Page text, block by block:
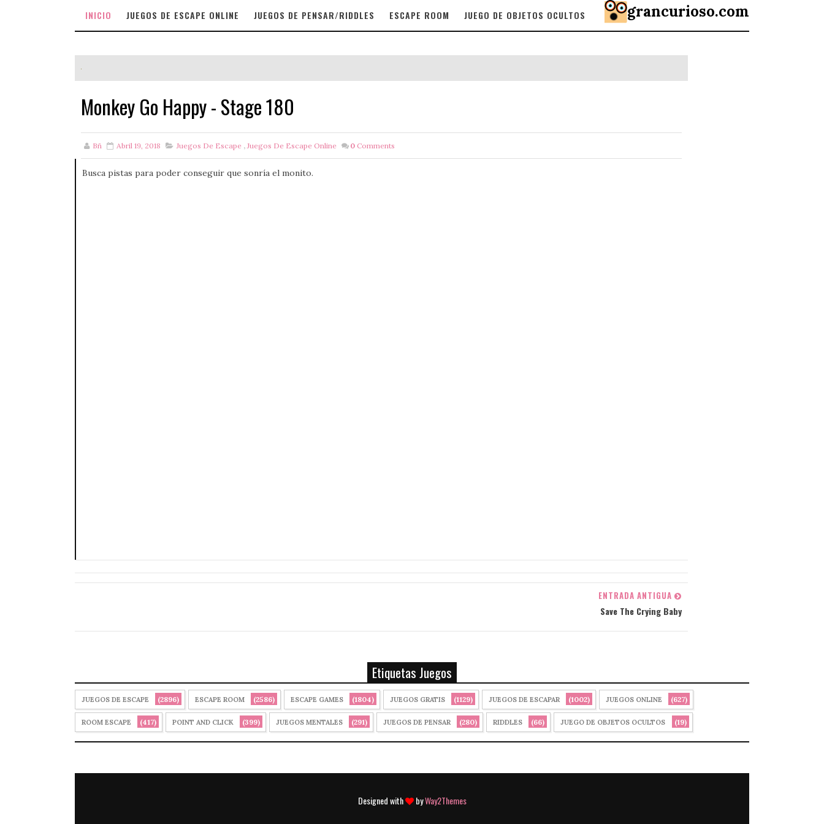
INICIO JUEGOS DE ESCAPE ONLINE JUEGOS DE PENSAR/RIDDLES ESCAPE ROOM JUEGO DE OBJETOS OCULTOS grancurioso.com
Monkey Go Happy - Stage 180
Bñ Abril 19, 2018 Juegos De Escape , Juegos De Escape Online 0 Comments
Busca pistas para poder conseguir que sonría el monito.
ENTRADA ANTIGUA
Save The Crying Baby
Etiquetas Juegos
JUEGOS DE ESCAPE (2896) ESCAPE ROOM (2586) ESCAPE GAMES (1804) JUEGOS GRATIS (1129) JUEGOS DE ESCAPAR (1002) JUEGOS ONLINE (627)
ROOM ESCAPE (417) POINT AND CLICK (399) JUEGOS MENTALES (291) JUEGOS DE PENSAR (280) RIDDLES (66) JUEGO DE OBJETOS OCULTOS (19)
Designed with byWay2Themes